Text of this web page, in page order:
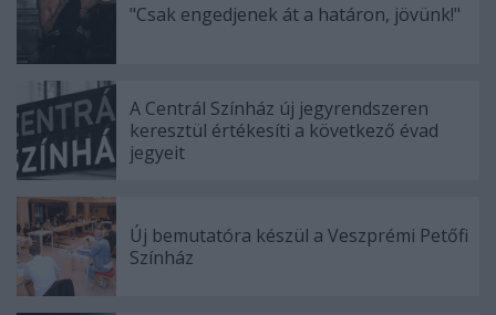
"Csak engedjenek át a határon, jövünk!"
A Centrál Színház új jegyrendszeren
keresztül értékesíti a következő évad
jegyeit
Új bemutatóra készül a Veszprémi Petőfi
Színház